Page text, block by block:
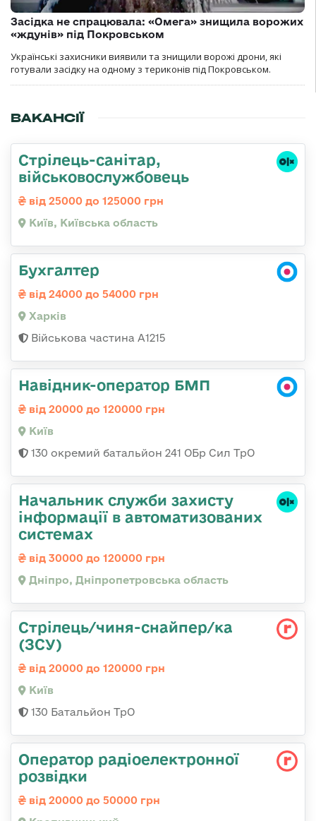
Засідка не спрацювала: «Омега» знищила ворожих
«ждунів» під Покровськом
Українські захисники виявили та знищили ворожі дрони, які
готували засідку на одному з териконів під Покровськом.
ВАКАНСІЇ
Стрілець-санітар,
військовослужбовець
від 25000 до 125000 грн
Київ, Київська область
Бухгалтер
від 24000 до 54000 грн
Харків
Військова частина А1215
Навідник-оператор БМП
від 20000 до 120000 грн
Київ
130 окремий батальйон 241 ОБр Сил ТрО
Начальник служби захисту
інформації в автоматизованих
системах
від 30000 до 120000 грн
Дніпро, Дніпропетровська область
Стрілець/чиня-снайпер/ка
(ЗСУ)
від 20000 до 120000 грн
Київ
130 Батальйон ТрО
Оператор радіоелектронної
розвідки
від 20000 до 50000 грн